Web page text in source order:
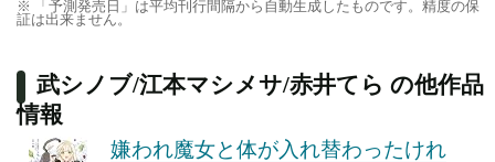
※ 「予測発売日」は平均刊行間隔から自動生成したものです。精度の保
証は出来ません。
武シノブ/江本マシメサ/赤井てら の他作品
情報
嫌われ魔女と体が入れ替わったけれ